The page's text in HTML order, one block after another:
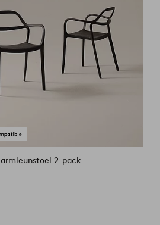
armleunstoel 2-pack